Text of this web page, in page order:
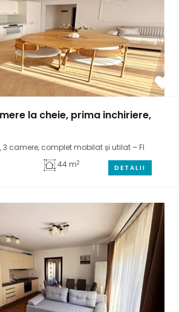
la cheie, prima inchiriere,
camere, complet mobilat și utilat – Fl
44 m2
DETALII